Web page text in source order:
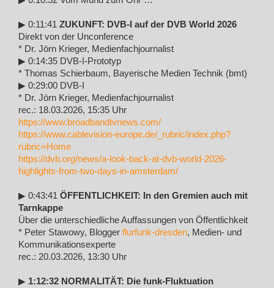
▶︎ 0:11:41 ZUKUNFT: DVB-I auf der DVB World 2026
Direkt von der Unconference
* Dr. Jörn Krieger, Medienfachjournalist
▶︎ 0:14:35 DVB-I-Prototyp
* Thomas Schierbaum, Bayerische Medien Technik (bmt)
▶︎ 0:29:00 DVB-I
* Dr. Jörn Krieger, Medienfachjournalist
rec.: 18.03.2026, 15:35 Uhr
https://www.broadbandtvnews.com/
https://www.cablevision-europe.de/_rubric/index.php?
rubric=Home
https://dvb.org/news/a-look-back-at-dvb-world-2026-
highlights-from-two-days-in-amsterdam/
▶︎ 0:43:41 ÖFFENTLICHKEIT: In den Gremien auch mit
Tarnkappe
Über die unterschiedliche Auffassungen von Öffentlichkeit
* Peter Stawowy, Blogger flurfunk-dresden, Medien- und
Kommunikationsexperte
rec.: 20.03.2026, 13:30 Uhr
▶︎ 1:12:32 NORMALITÄT: Die funk-Fluktuation